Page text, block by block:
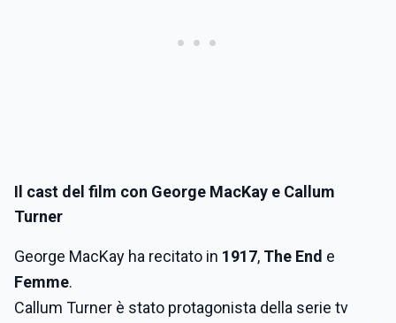
Il cast del film con George MacKay e Callum
Turner
George MacKay ha recitato in 1917, The End e
Femme.
Callum Turner è stato protagonista della serie tv